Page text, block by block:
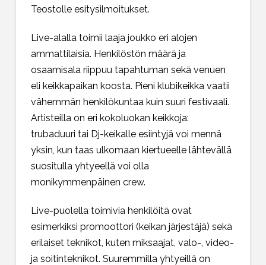
Teostolle esitysilmoitukset.
Live-alalla toimii laaja joukko eri alojen
ammattilaisia. Henkilöstön määrä ja
osaamisala riippuu tapahtuman sekä venuen
eli keikkapaikan koosta. Pieni klubikeikka vaatii
vähemmän henkilökuntaa kuin suuri festivaali.
Artisteilla on eri kokoluokan keikkoja:
trubaduuri tai Dj-keikalle esiintyjä voi mennä
yksin, kun taas ulkomaan kiertueelle lähtevällä
suositulla yhtyeellä voi olla
monikymmenpäinen crew.
Live-puolella toimivia henkilöitä ovat
esimerkiksi promoottori (keikan järjestäjä) sekä
erilaiset teknikot, kuten miksaajat, valo-, video-
ja soitinteknikot. Suuremmilla yhtyeillä on